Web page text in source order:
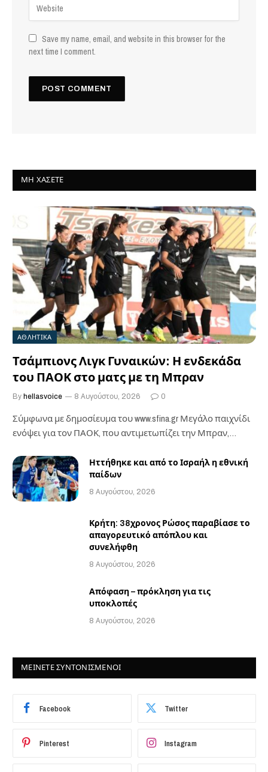
Save my name, email, and website in this browser for the
next time I comment.
ΜΗ ΧΆΣΕΤΕ
ΑΘΛΗΤΙΚΑ
Τσάμπιονς Λιγκ Γυναικών: Η ενδεκάδα
του ΠΑΟΚ στο ματς με τη Μπραν
By hellasvoice 8 Αυγούστου, 2026 0
Σύμφωνα με δημοσίευμα του www.sfina.gr Μεγάλο παιχνίδι
ενόψει για τον ΠΑΟΚ, που αντιμετωπίζει την Μπραν,…
Ηττήθηκε και από το Ισραήλ η εθνική
παίδων
8 Αυγούστου, 2026
Κρήτη: 38χρονος Ρώσος παραβίασε το
απαγορευτικό απόπλου και
συνελήφθη
8 Αυγούστου, 2026
Απόφαση – πρόκληση για τις
υποκλοπές
8 Αυγούστου, 2026
ΜΕΙΝΕΤΕ ΣΥΝΤΟΝΙΣΜΕΝΟΙ
Facebook Twitter
Pinterest Instagram